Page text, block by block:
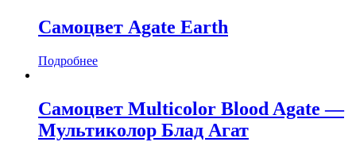
Самоцвет Agate Earth
Подробнее
Самоцвет Multicolor Blood Agate —
Мультиколор Блад Агат